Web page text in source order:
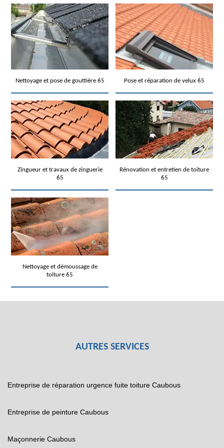
Nettoyage et pose de gouttière 65 Pose et réparation de velux 65
Zingueur et travaux de zinguerie
65
Rénovation et entretien de toiture
65
Nettoyage et démoussage de
toiture 65
AUTRES SERVICES
Entreprise de réparation urgence fuite toiture Caubous
Entreprise de peinture Caubous
Maçonnerie Caubous